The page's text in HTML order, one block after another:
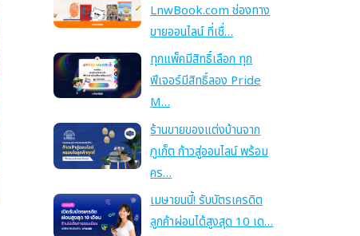
LnwBook.com ช่องทาง
ขายออนไลน์ ที่เชื่…
ทุกแพ็คมีสิทธิ์เลือก ทุก
ฟีเจอร์มีสิทธิ์ลอง Pride
M…
ร้านขายของแต่งบ้านจาก
ภูเก็ต ก้าวสู่ออนไลน์ พร้อม
คร…
เมษายนนี้! รับบัตรเครดิต
ลูกค้าผ่อนได้สูงสุด 10 เด…